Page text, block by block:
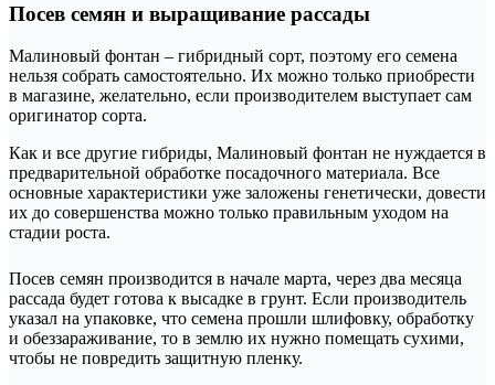
Посев семян и выращивание рассады
Малиновый фонтан – гибридный сорт, поэтому его семена
нельзя собрать самостоятельно. Их можно только приобрести
в магазине, желательно, если производителем выступает сам
оригинатор сорта.
Как и все другие гибриды, Малиновый фонтан не нуждается в
предварительной обработке посадочного материала. Все
основные характеристики уже заложены генетически, довести
их до совершенства можно только правильным уходом на
стадии роста.
Посев семян производится в начале марта, через два месяца
рассада будет готова к высадке в грунт. Если производитель
указал на упаковке, что семена прошли шлифовку, обработку
и обеззараживание, то в землю их нужно помещать сухими,
чтобы не повредить защитную пленку.